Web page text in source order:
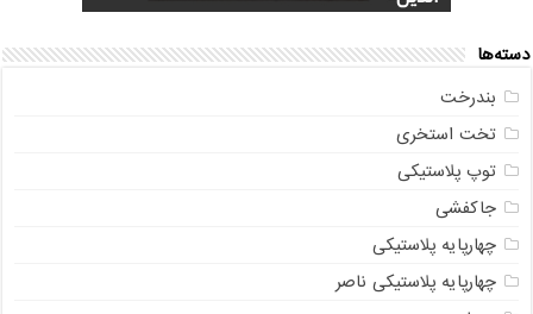
دسته‌ها
بندرخت
تخت استخری
توپ پلاستیکی
جاکفشی
چهارپایه پلاستیکی
چهارپایه پلاستیکی ناصر